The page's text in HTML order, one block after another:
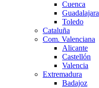
Cuenca
Guadalajara
Toledo
Cataluña
Com. Valenciana
Alicante
Castellón
Valencia
Extremadura
Badajoz